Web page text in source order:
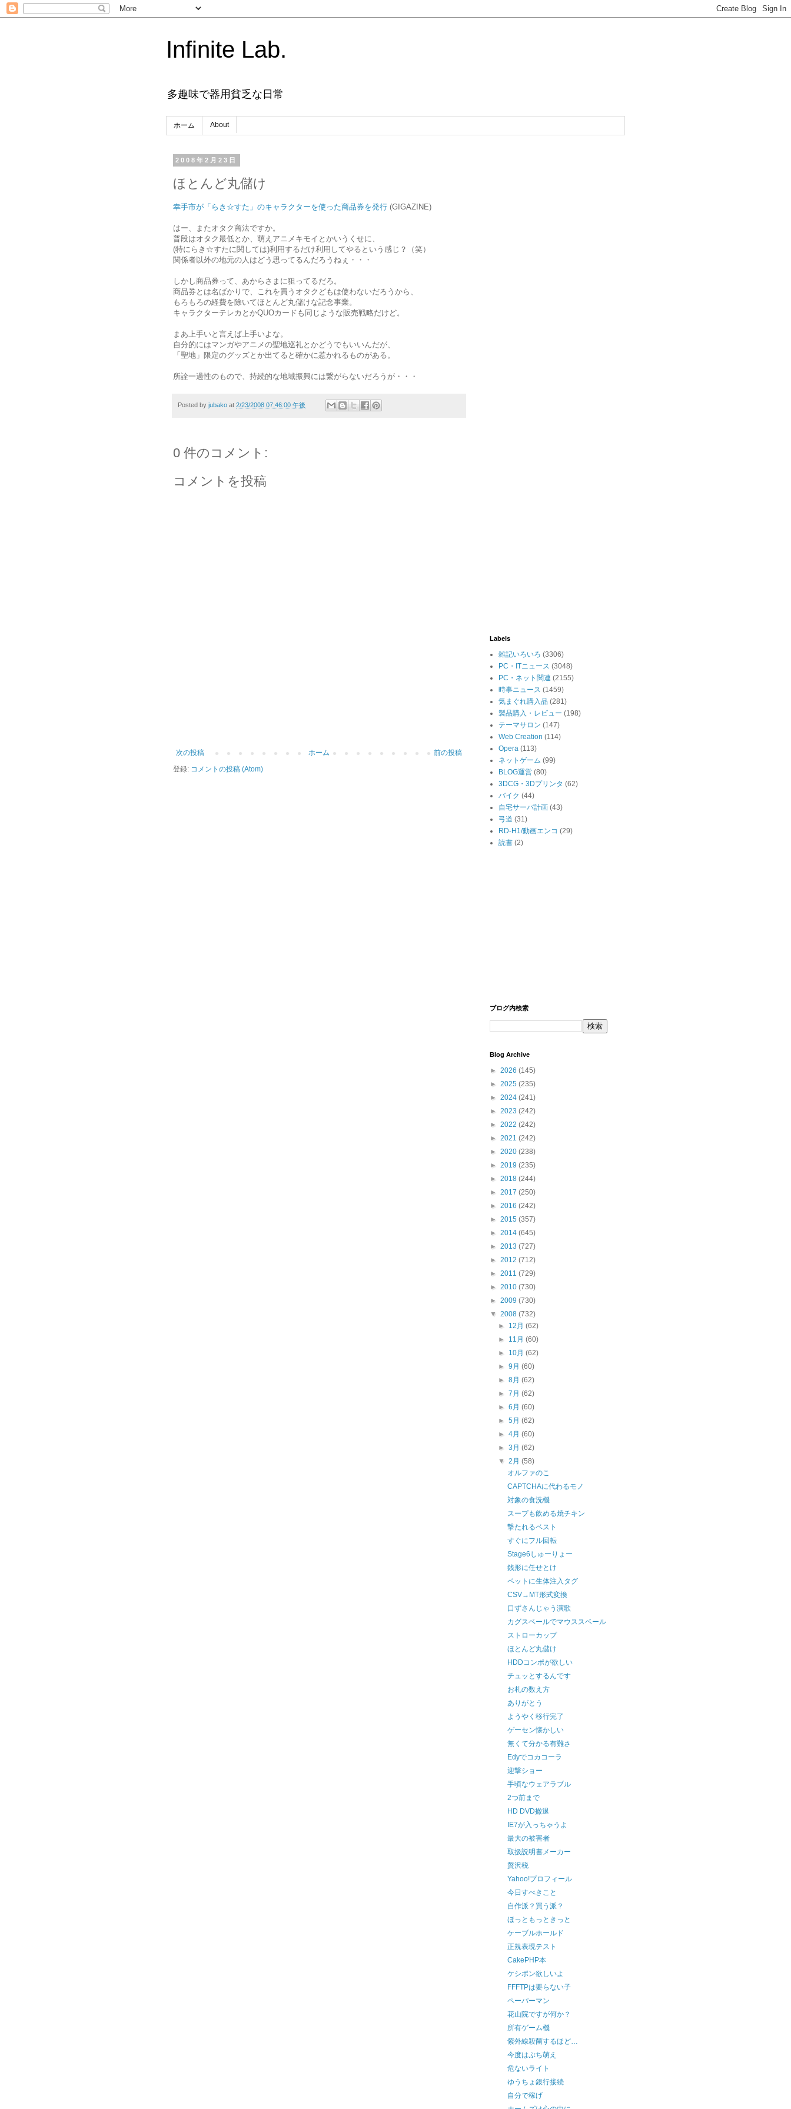
Infinite Lab.
多趣味で器用貧乏な日常
ホーム About
2008年2月23日
ほとんど丸儲け
幸手市が「らき☆すた」のキャラクターを使った商品券を発行 (GIGAZINE)
はー、またオタク商法ですか。
普段はオタク最低とか、萌えアニメキモイとかいうくせに、
(特にらき☆すたに関しては)利用するだけ利用してやるという感じ？（笑）
関係者以外の地元の人はどう思ってるんだろうねぇ・・・
しかし商品券って、あからさまに狙ってるだろ。
商品券とは名ばかりで、これを買うオタクどもは使わないだろうから、
もろもろの経費を除いてほとんど丸儲けな記念事業。
キャラクターテレカとかQUOカードも同じような販売戦略だけど。
まあ上手いと言えば上手いよな。
自分的にはマンガやアニメの聖地巡礼とかどうでもいいんだが、
「聖地」限定のグッズとか出てると確かに惹かれるものがある。
所詮一過性のもので、持続的な地域振興には繋がらないだろうが・・・
Posted by jubako at 2/23/2008 07:46:00 午後
0 件のコメント:
コメントを投稿
次の投稿 前の投稿
ホーム
登録: コメントの投稿 (Atom)
Labels
雑記いろいろ (3306)
PC・ITニュース (3048)
PC・ネット関連 (2155)
時事ニュース (1459)
気まぐれ購入品 (281)
製品購入・レビュー (198)
テーマサロン (147)
Web Creation (114)
Opera (113)
ネットゲーム (99)
BLOG運営 (80)
3DCG・3Dプリンタ (62)
バイク (44)
自宅サーバ計画 (43)
弓道 (31)
RD-H1/動画エンコ (29)
読書 (2)
ブログ内検索
Blog Archive
► 2026 (145)
► 2025 (235)
► 2024 (241)
► 2023 (242)
► 2022 (242)
► 2021 (242)
► 2020 (238)
► 2019 (235)
► 2018 (244)
► 2017 (250)
► 2016 (242)
► 2015 (357)
► 2014 (645)
► 2013 (727)
► 2012 (712)
► 2011 (729)
► 2010 (730)
► 2009 (730)
▼ 2008 (732)
► 12月(62)
► 11月(60)
► 10月(62)
►9月(60)
►8月(62)
►7月(62)
►6月(60)
►5月(62)
►4月(60)
►3月(62)
▼2月(58)
オルファのこ
CAPTCHAに代わるモノ
対象の食洗機
スープも飲める焼チキン
撃たれるベスト
すぐにフル回転
Stage6しゅーりょー
銭形に任せとけ
ペットに生体注入タグ
CSV→MT形式変換
口ずさんじゃう演歌
カグスベールでマウススベール
ストローカップ
ほとんど丸儲け
HDDコンポが欲しい
チュッとするんです
お札の数え方
ありがとう
ようやく移行完了
ゲーセン懐かしい
無くて分かる有難さ
Edyでコカコーラ
迎撃ショー
手頃なウェアラブル
2つ前まで
HD DVD撤退
IE7が入っちゃうよ
最大の被害者
取扱説明書メーカー
贅沢税
Yahoo!プロフィール
今日すべきこと
自作派？買う派？
ほっともっときっと
ケーブルホールド
正規表現テスト
CakePHP本
ケシポン欲しいよ
FFFTPは要らない子
ペーパーマン
花山院ですが何か？
所有ゲーム機
紫外線殺菌するほど…
今度はぷち萌え
危ないライト
ゆうちょ銀行接続
自分で稼げ